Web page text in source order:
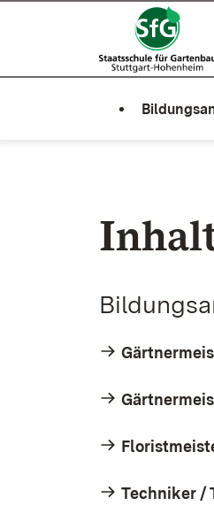
Zum Inhalt springen
Link zur
Techniker /